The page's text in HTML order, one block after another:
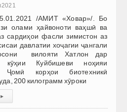
2021
/АМИТ «Ховар»/. Бо
олами ҳайвоноти ваҳшӣ ва
сардиҳои фасли зимистон аз
давлатии хоҷагии ҷангали
вилояти Хатлон дар
Куйбишеви ноҳияи
Ҷомӣ корҳои биотехникӣ
200 килограмм хӯроки
▸